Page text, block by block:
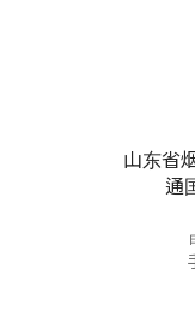
山东省
通